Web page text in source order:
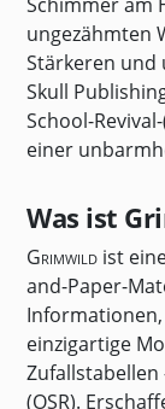
ungezähmten
Stärkeren und
Skull
School-
einer
Was ist
Grimwild ist
and-Paper-
einzigartige
Zufallstabellen
(OSR).